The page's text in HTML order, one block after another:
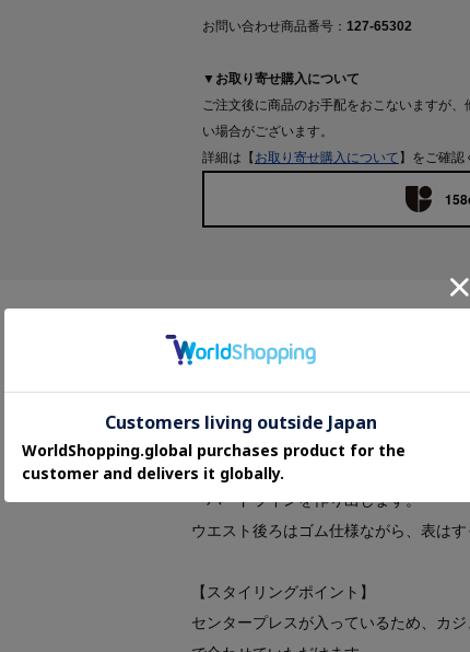
お問い合わせ商品番号： 127-65302
▼お取り寄せ購入について
ご注文後に商品のお手配をおこないますが
い場合がございます。
詳細は【 お取り寄せ購入について 】をご確認
Features
カジュアルになりがちなデニム調素材
パンツです。
フロントに施したダブルタックが腰周
ーパードラインを作り出します。
ウエスト後ろはゴム仕様ながら、表は
【スタイリングポイント】
センタープレスが入っているため、カ